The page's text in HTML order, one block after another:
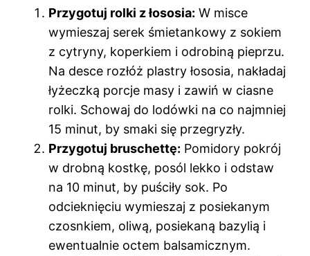
Przygotuj rolki z łososia: W misce
wymieszaj serek śmietankowy z sokiem
z cytryny, koperkiem i odrobiną pieprzu.
Na desce rozłóż plastry łososia, nakładaj
łyżeczką porcje masy i zawiń w ciasne
rolki. Schowaj do lodówki na co najmniej
15 minut, by smaki się przegryzły.
Przygotuj bruschettę: Pomidory pokrój
w drobną kostkę, posól lekko i odstaw
na 10 minut, by puściły sok. Po
odcieknięciu wymieszaj z posiekanym
czosnkiem, oliwą, posiekaną bazylią i
ewentualnie octem balsamicznym.